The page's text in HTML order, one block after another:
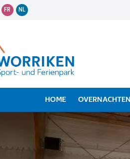
FR NL
HOME OVERNACHTEN